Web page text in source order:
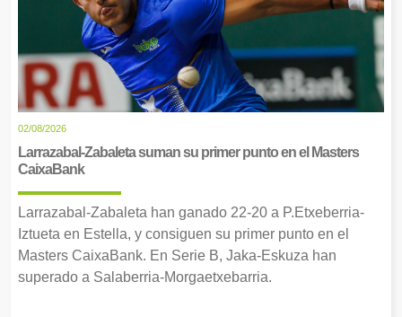
02/08/2026
Larrazabal-Zabaleta suman su primer punto en el Masters
CaixaBank
Larrazabal-Zabaleta han ganado 22-20 a P.Etxeberria-
Iztueta en Estella, y consiguen su primer punto en el
Masters CaixaBank. En Serie B, Jaka-Eskuza han
superado a Salaberria-Morgaetxebarria.